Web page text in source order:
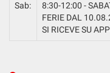
Sab:
8:30-12:00 -
FERIE DAL
SI RICEVE SU